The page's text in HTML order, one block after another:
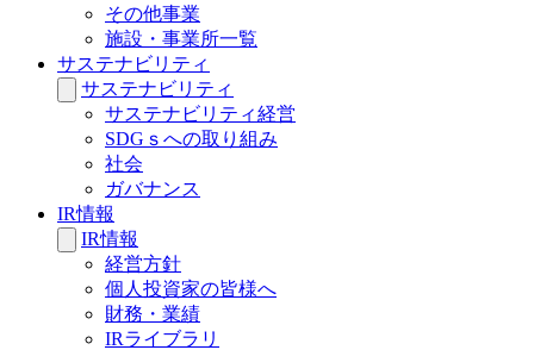
その他事業
施設・事業所一覧
サステナビリティ
サステナビリティ
サステナビリティ経営
SDGｓへの取り組み
社会
ガバナンス
IR情報
IR情報
経営方針
個人投資家の皆様へ
財務・業績
IRライブラリ